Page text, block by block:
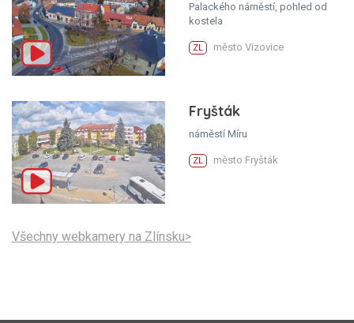
Palackého náměstí, pohled od
kostela
ZL město Vizovice
Fryšták
náměstí Míru
ZL město Fryšták
Všechny webkamery na Zlínsku>